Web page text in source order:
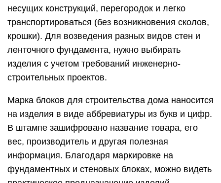
несущих конструкций, перегородок и легко
транспортироваться (без возникновения сколов,
крошки). Для возведения разных видов стен и
ленточного фундамента, нужно выбирать
изделия с учетом требований инженерно-
строительных проектов.
Марка блоков для строительства дома наносится
на изделия в виде аббревиатуры из букв и цифр.
В штампе зашифровано название товара, его
вес, производитель и другая полезная
информация. Благодаря маркировке на
фундаментных и стеновых блоках, можно видеть